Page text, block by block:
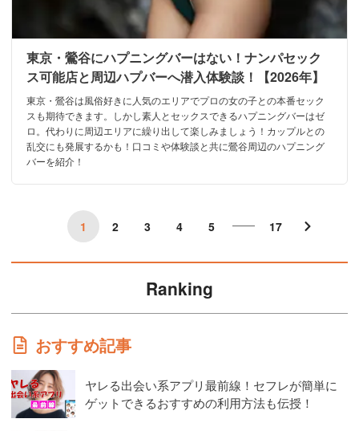
東京・鶯谷にハプニングバーはない！ナンパセック
ス可能店と周辺ハプバーへ潜入体験談！【2026年】
東京・鶯谷は風俗好きに人気のエリアでプロの女の子との本番セック
スも期待できます。しかし素人とセックスできるハプニングバーはゼ
ロ。代わりに周辺エリアに繰り出して楽しみましょう！カップルとの
乱交にも発展するかも！口コミや体験談と共に鶯谷周辺のハプニング
バーを紹介！
1 2 3 4 5 17
Ranking
おすすめ記事
ヤレる出会い系アプリ最前線！セフレが簡単に
ゲットできるおすすめの利用方法も伝授！